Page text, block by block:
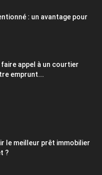
: un avantage pour
appel à un courtier
emprunt...
le meilleur prêt immobilier
?